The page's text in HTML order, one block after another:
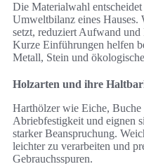
Die Materialwahl
Umweltbilanz eines Hauses.
setzt, reduziert Aufwand
Kurze Einführungen helfen
Metall, Stein und
Holzarten und ihre
Harthölzer wie Eiche,
Abriebfestigkeit und eignen
starker Beanspruchung.
leichter zu verarbeiten und
Gebrauchsspuren.